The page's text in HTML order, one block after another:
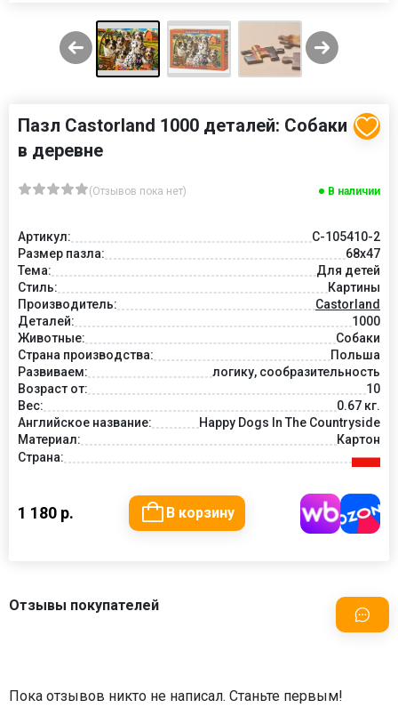
Пазл Castorland 1000 деталей: Собаки
в деревне
(Отзывов пока нет) В наличии
Артикул:
C-105410-2
Размер пазла:
68x47
Тема:
Для детей
Стиль:
Картины
Производитель:
Castorland
Деталей:
1000
Животные:
Собаки
Страна производства:
Польша
Развиваем:
логику, сообразительность
Возраст от:
10
Вес:
0.67 кг.
Английское название:
Happy Dogs In The Countryside
Материал:
Картон
Страна:
1 180 р. В корзину
Отзывы покупателей
Пока отзывов никто не написал. Станьте первым!